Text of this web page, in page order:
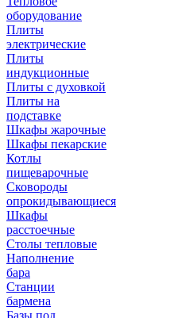
оборудование
Плиты
электрические
Плиты
индукционные
Плиты с духовкой
Плиты на
подставке
Шкафы жарочные
Шкафы пекарские
Котлы
пищеварочные
Сковороды
опрокидывающиеся
Шкафы
расстоечные
Столы тепловые
Наполнение
бара
Станции
бармена
Базы под